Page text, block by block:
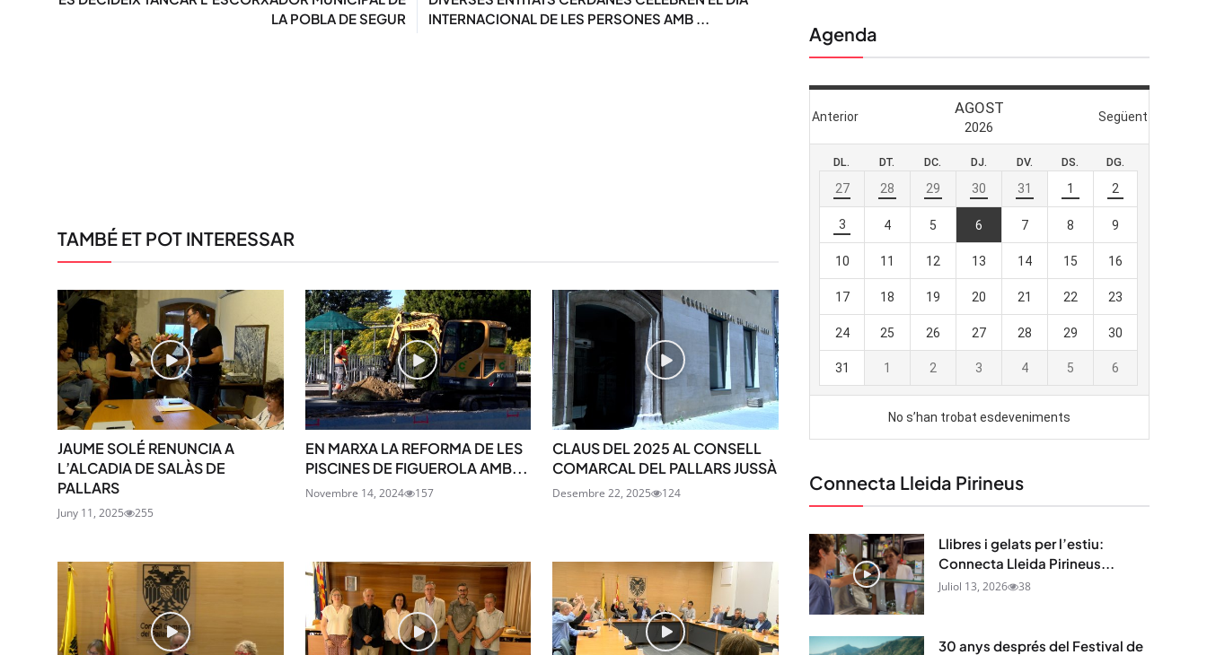
LA POBLA DE SEGUR
INTERNACIONAL DE LES PERSONES AMB ...
TAMBÉ ET POT INTERESSAR
JAUME SOLÉ RENUNCIA A
L’ALCADIA DE SALÀS DE
PALLARS
Juny 11, 2025 255
EN MARXA LA REFORMA DE LES
PISCINES DE FIGUEROLA AMB...
Novembre 14, 2024 157
CLAUS DEL 2025 AL CONSELL
COMARCAL DEL PALLARS JUSSÀ
Desembre 22, 2025 124
Agenda
Connecta Lleida Pirineus
Llibres i gelats per l’estiu:
Connecta Lleida Pirineus...
Juliol 13, 2026 38
30 anys després del Festival de
STAY UPDATED
Uneix-te al nostre butlletí
Tota l’actualitat, seleccionada i enviada
directament al teu correu. Subscriu-te al nostre
butlletí i segueix la informació que importa.